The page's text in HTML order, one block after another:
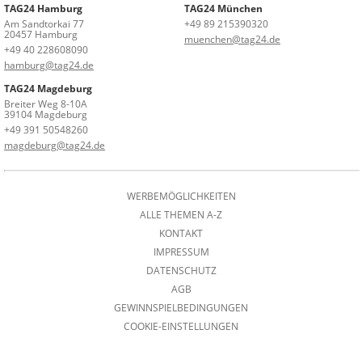
TAG24 Hamburg
Am Sandtorkai 77
20457 Hamburg
+49 40 228608090
hamburg@tag24.de
TAG24 München
+49 89 215390320
muenchen@tag24.de
TAG24 Magdeburg
Breiter Weg 8-10A
39104 Magdeburg
+49 391 50548260
magdeburg@tag24.de
WERBEMÖGLICHKEITEN
ALLE THEMEN A-Z
KONTAKT
IMPRESSUM
DATENSCHUTZ
AGB
GEWINNSPIELBEDINGUNGEN
COOKIE-EINSTELLUNGEN